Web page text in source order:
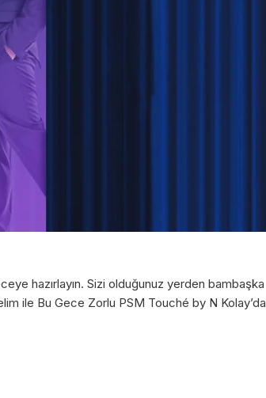
hazırlayın. Sizi olduğunuz yerden bambaşka
ile Bu Gece Zorlu PSM Touché by N Kolay’da